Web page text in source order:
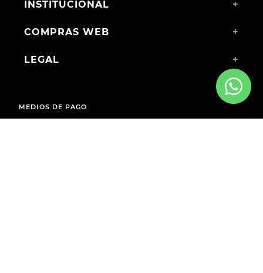
INSTITUCIONAL +
COMPRAS WEB +
LEGAL +
MEDIOS DE PAGO